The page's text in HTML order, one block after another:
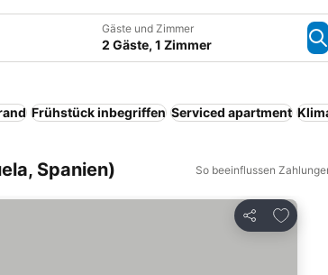
Gäste und Zimmer
2 Gäste, 1 Zimmer
Frühstück inbegriffen Serviced apartment
Spanien) So beeinflussen
Teilen
Zu